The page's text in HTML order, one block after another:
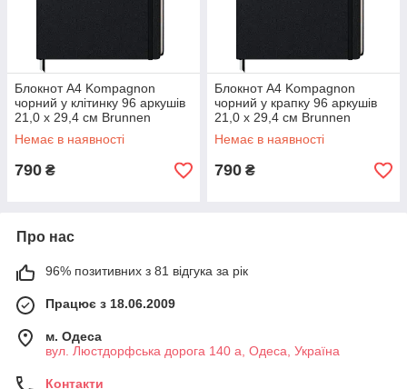
Блокнот А4 Kompagnon
чорний у клітинку 96 аркушів
21,0 х 29,4 см Brunnen
105528805
Немає в наявності
790 ₴
Блокнот А4 Kompagnon
чорний у крапку 96 аркушів
21,0 х 29,4 см Brunnen
105528905
Немає в наявності
790 ₴
Про нас
96% позитивних з 81 відгука за рік
Працює з 18.06.2009
м. Одеса
вул. Люстдорфська дорога 140 а, Одеса, Україна
Контакти